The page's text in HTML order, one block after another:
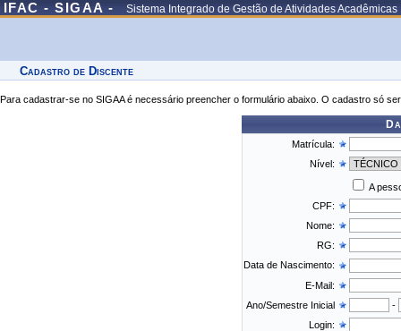
IFAC - SIGAA - Sistema Integrado de Gestão de Atividades Acadêmicas
Cadastro de Discente
Para cadastrar-se no SIGAA é necessário preencher o formulário abaixo. O cadastro só
Matrícula:
Nível:
A
CPF:
Nome:
RG:
Data de Nascimento:
E-Mail:
Ano/Semestre Inicial
-
Login: